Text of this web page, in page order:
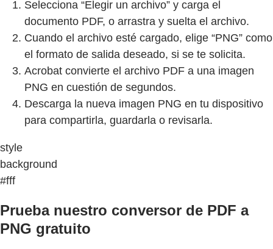
Selecciona “Elegir un archivo” y carga el
documento PDF, o arrastra y suelta el archivo.
Cuando el archivo esté cargado, elige “PNG” como
el formato de salida deseado, si se te solicita.
Acrobat convierte el archivo PDF a una imagen
PNG en cuestión de segundos.
Descarga la nueva imagen PNG en tu dispositivo
para compartirla, guardarla o revisarla.
style
background
#fff
Prueba nuestro conversor de PDF a
PNG gratuito